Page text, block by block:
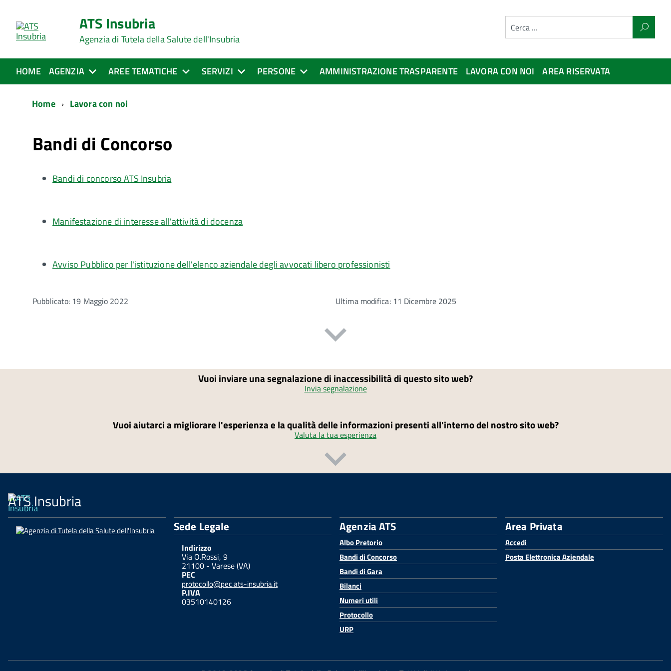
ATS Insubria
Agenzia di Tutela della Salute dell'Insubria
HOME AGENZIA AREE TEMATICHE SERVIZI PERSONE AMMINISTRAZIONE TRASPARENTE LAVORA CON NOI AREA RISERVATA
Home Lavora con noi
Bandi di Concorso
Bandi di concorso ATS Insubria
Manifestazione di interesse all'attività di docenza
Avviso Pubblico per l'istituzione dell'elenco aziendale degli avvocati libero professionisti
Pubblicato: 19 Maggio 2022 Ultima modifica: 11 Dicembre 2025
Vuoi inviare una segnalazione di inaccessibilità di questo sito web?
Invia segnalazione
Vuoi aiutarci a migliorare l'esperienza e la qualità delle informazioni presenti all'interno del nostro sito web?
Valuta la tua esperienza
ATS Insubria
Sede Legale
Indirizzo
Via O.Rossi, 9
21100 - Varese (VA)
PEC
protocollo@pec.ats-insubria.it
P.IVA
03510140126
Agenzia ATS
Albo Pretorio
Bandi di Concorso
Bandi di Gara
Bilanci
Numeri utili
Protocollo
URP
Area Privata
Accedi
Posta Elettronica Aziendale